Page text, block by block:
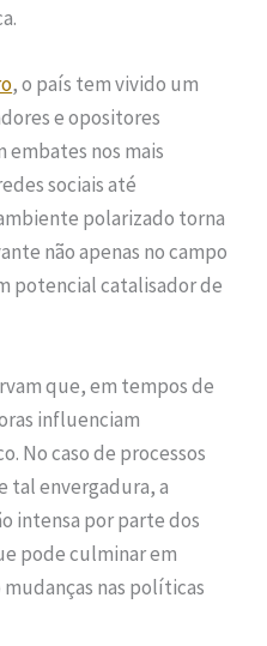
, o país tem vivido um
e opositores
nos mais
sociais até
polarizado torna
não apenas no campo
potencial catalisador de
que, em tempos de
influenciam
No caso de processos
tal envergadura, a
intensa por parte dos
pode culminar em
nas políticas